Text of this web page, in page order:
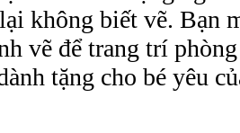
không biết vẽ. Bạn
vẽ để trang trí
tặng cho bé yêu